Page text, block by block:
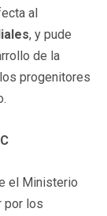
al
, y pude
de la
progenitores
el Ministerio
por los